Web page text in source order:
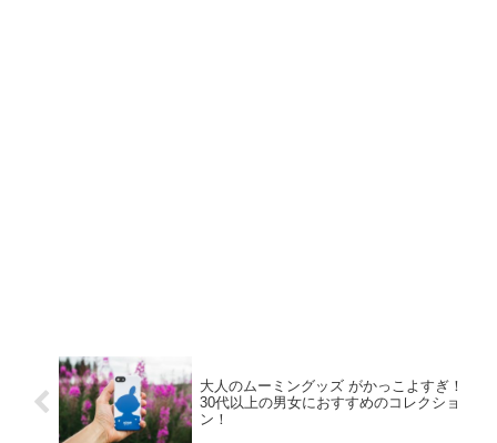
大人のムーミングッズ がかっこよすぎ！
30代以上の男女におすすめのコレクショ
ン！